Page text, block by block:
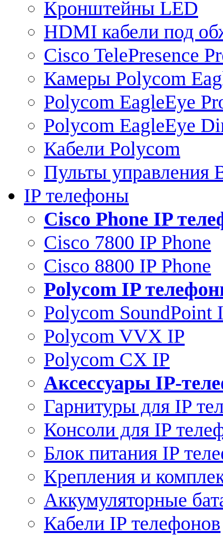
Кронштейны LED
HDMI кабели под
Cisco TelePresence
Камеры Polycom
Polycom EagleEye
Polycom EagleEye
Кабели Polycom
Пульты управления
IP телефоны
Сisco Phone IP
Cisco 7800 IP Phone
Cisco 8800 IP Phone
Polycom IP
Polycom SoundPoint
Polycom VVX IP
Polycom CX IP
Аксессуары IP-
Гарнитуры для IP
Консоли для IP
Блок питания IP
Крепления и
Аккумуляторные
Кабели IP телефонов